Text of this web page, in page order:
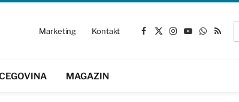
Marketing Kontakt
Facebook
X
Instagram
YouTube
WhatsApp
RSS
MAGAZIN